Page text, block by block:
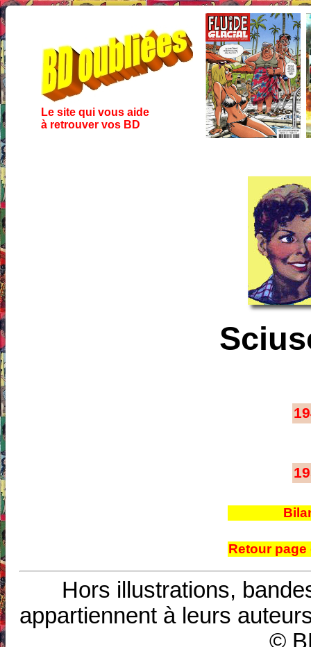
Le site qui vous aide
à retrouver vos BD
Retour
Hors illustrations,
appartiennent à leurs
©